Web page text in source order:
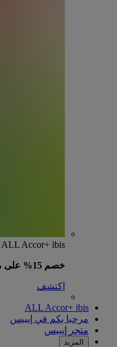
ALL Accor+ ibis
خصم 15% على مدار العام
اكتشف
ALL Accor+ ibis
مرحبا بكم في إيبيس
متجر إيبيس
المزيد